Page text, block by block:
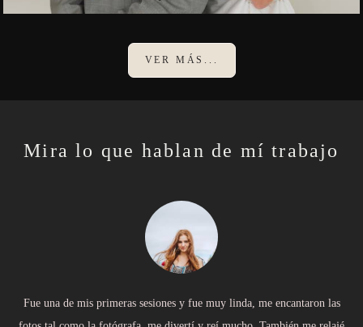
VER MÁS...
Mira lo que hablan de mí trabajo
Fue una de mis primeras sesiones y fue muy linda, me encantaron las